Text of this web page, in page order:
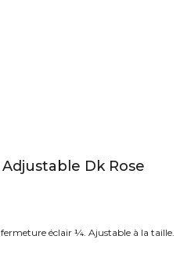
Dk Rose
éclair ¼. Ajustable à la taille.